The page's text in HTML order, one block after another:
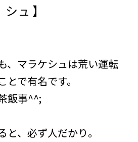
シュ 】
、マラケシュは荒い運転
で有名です。
飯事^^;
と、必ず人だかり。